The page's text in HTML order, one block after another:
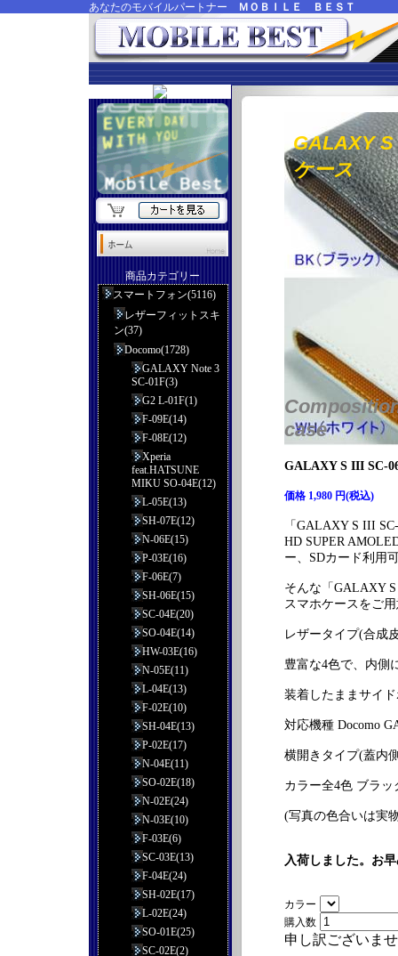
あなたのモバイルパートナー ＭＯＢＩＬＥ ＢＥＳＴ
GALAXY S
ケース
case
GALAXY S III SC-
価格 1,980 円(税込)
「GALAXY S III
HD SUPER
ー、SDカード利用
そんな「GALAXY
スマホケースをご
レザータイプ(合成
豊富な4色で、内側
装着したままサイ
対応機種 Docomo
横開きタイプ(蓋内
カラー全4色 ブラ
(写真の色合いは実
入荷しました。お
カラー
購入数
申し訳ございま
商品カテゴリー
スマートフォン(5116)
レザーフィットスキ
ン(37)
Docomo(1728)
GALAXY Note 3
SC-01F(3)
G2 L-01F(1)
F-09E(14)
F-08E(12)
Xperia
feat.HATSUNE
MIKU SO-04E(12)
L-05E(13)
SH-07E(12)
N-06E(15)
P-03E(16)
F-06E(7)
SH-06E(15)
SC-04E(20)
SO-04E(14)
HW-03E(16)
N-05E(11)
L-04E(13)
F-02E(10)
SH-04E(13)
P-02E(17)
N-04E(11)
SO-02E(18)
N-02E(24)
N-03E(10)
F-03E(6)
SC-03E(13)
F-04E(24)
SH-02E(17)
L-02E(24)
SO-01E(25)
SC-02E(2)